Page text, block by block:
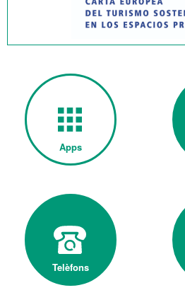
Apps
Telèfons